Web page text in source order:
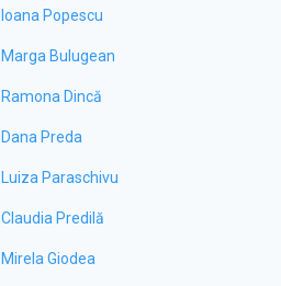
Ioana Popescu
Marga Bulugean
Ramona Dincă
Dana Preda
Luiza Paraschivu
Claudia Predilă
Mirela Giodea